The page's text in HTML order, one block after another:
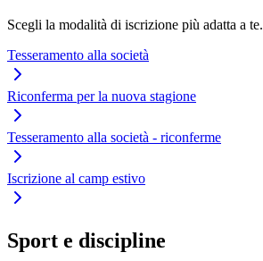
Scegli la modalità di iscrizione più adatta a te.
Tesseramento alla società
Riconferma per la nuova stagione
Tesseramento alla società - riconferme
Iscrizione al camp estivo
Sport e discipline